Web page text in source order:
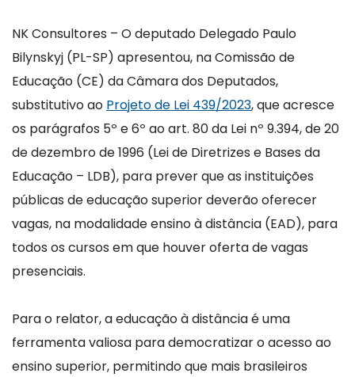
NK Consultores – O deputado Delegado Paulo
Bilynskyj (PL-SP) apresentou, na Comissão de
Educação (CE) da Câmara dos Deputados,
substitutivo ao Projeto de Lei 439/2023, que acresce
os parágrafos 5º e 6º ao art. 80 da Lei nº 9.394, de 20
de dezembro de 1996 (Lei de Diretrizes e Bases da
Educação – LDB), para prever que as instituições
públicas de educação superior deverão oferecer
vagas, na modalidade ensino à distância (EAD), para
todos os cursos em que houver oferta de vagas
presenciais.
Para o relator, a educação à distância é uma
ferramenta valiosa para democratizar o acesso ao
ensino superior, permitindo que mais brasileiros